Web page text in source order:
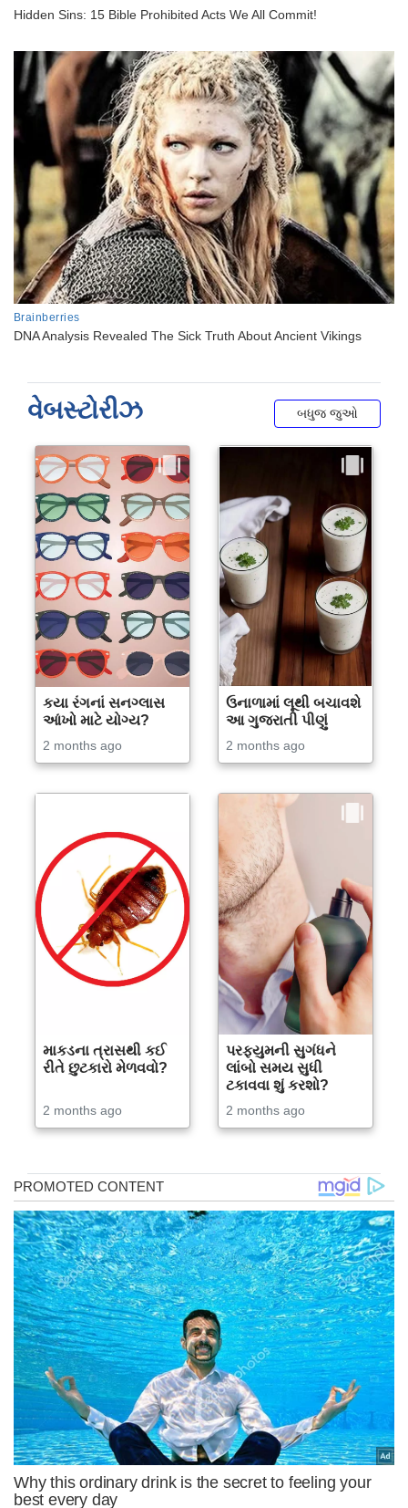
વેબસ્ટોરીઝ બધુજ જુઓ
કયા રંગનાં સનગ્લાસ
આંખો માટે યોગ્ય?
2 months ago
ઉનાળામાં લૂથી બચાવશે
આ ગુજરાતી પીણું
2 months ago
માકડના ત્રાસથી કઈ
રીતે છુટકારો મેળવવો?
2 months ago
પરફ્યુમની સુગંધને
લાંબો સમય સુધી
ટકાવવા શું કરશો?
2 months ago